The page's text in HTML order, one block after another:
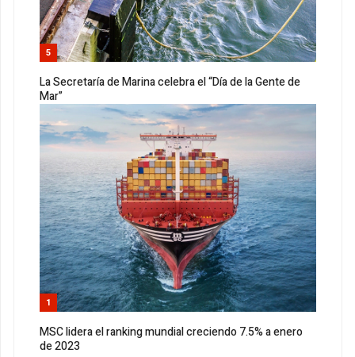
5
La Secretaría de Marina celebra el “Día de la Gente de
Mar”
1
MSC lidera el ranking mundial creciendo 7.5% a enero
de 2023